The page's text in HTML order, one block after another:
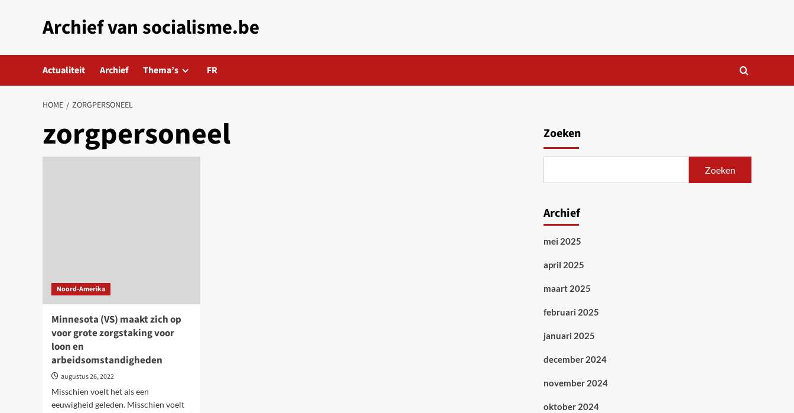
Archief van socialisme.be
Actualiteit Archief Thema’s FR
HOME ZORGPERSONEEL
zorgpersoneel
Noord-Amerika
Minnesota (VS) maakt zich op
voor grote zorgstaking voor
loon en
arbeidsomstandigheden
augustus 26, 2022
Misschien voelt het als een
eeuwigheid geleden. Misschien voelt
Zoeken
Zoeken
Archief
mei 2025
april 2025
maart 2025
februari 2025
januari 2025
december 2024
november 2024
oktober 2024